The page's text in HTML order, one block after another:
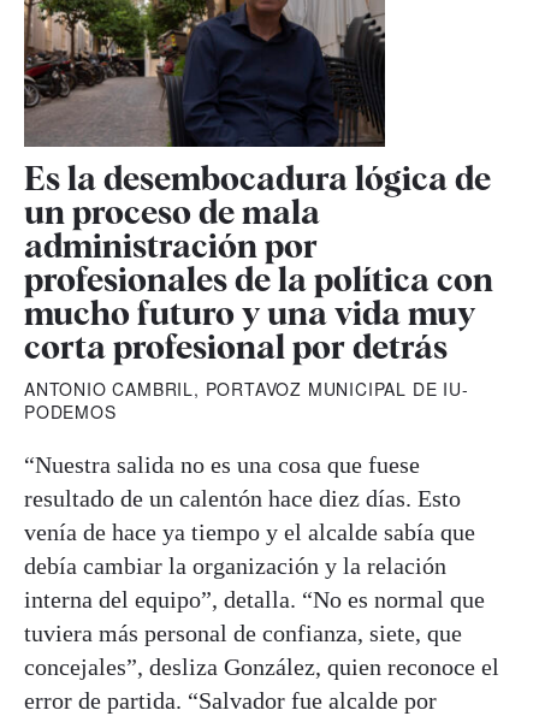
Es la desembocadura lógica de
un proceso de mala
administración por
profesionales de la política con
mucho futuro y una vida muy
corta profesional por detrás
ANTONIO CAMBRIL, PORTAVOZ MUNICIPAL DE IU-
PODEMOS
“Nuestra salida no es una cosa que fuese
resultado de un calentón hace diez días. Esto
venía de hace ya tiempo y el alcalde sabía que
debía cambiar la organización y la relación
interna del equipo”, detalla. “No es normal que
tuviera más personal de confianza, siete, que
concejales”, desliza González, quien reconoce el
error de partida. “Salvador fue alcalde por